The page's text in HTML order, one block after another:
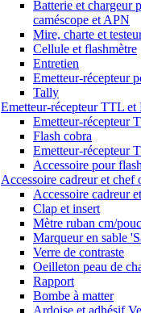
Batterie et chargeur
caméscope et APN
Mire, charte et
Cellule et flashmètre
Entretien
Emetteur-récepteur
Tally
Emetteur-récepteur TTL et
Emetteur-récepteur
Flash cobra
Emetteur-récepteur
Accessoire pour
Accessoire cadreur et chef
Accessoire cadreur
Clap et insert
Mètre ruban cm/
Marqueur en sable
Verre de contraste
Oeilleton peau de
Rapport
Bombe à matter
Ardoise et adhésif